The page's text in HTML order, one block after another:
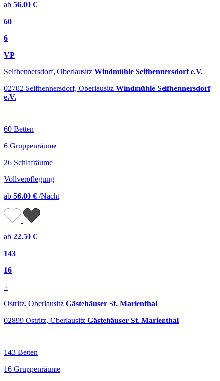
ab 56.00 €
60
6
VP
Seifhennersdorf, Oberlausitz Windmühle Seifhennersdorf e.V.
02782 Seifhennersdorf, Oberlausitz Windmühle Seifhennersdorf
e.V.
60 Betten
6 Gruppenräume
26 Schlafräume
Vollverpflegung
ab 56.00 € /Nacht
ab 22.50 €
143
16
+
Ostritz, Oberlausitz Gästehäuser St. Marienthal
02899 Ostritz, Oberlausitz Gästehäuser St. Marienthal
143 Betten
16 Gruppenräume